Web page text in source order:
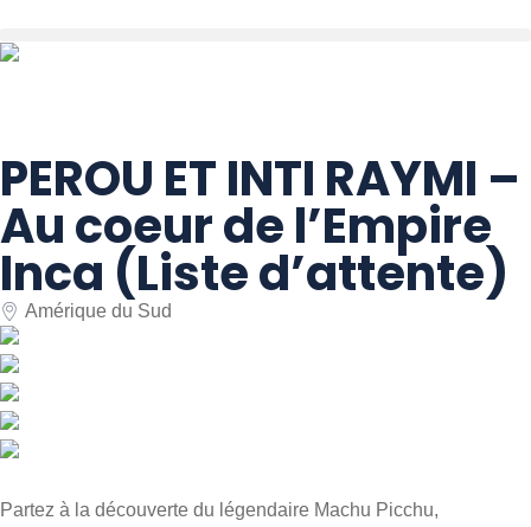
PEROU ET INTI RAYMI –
Au coeur de l’Empire
Inca (Liste d’attente)
Amérique du Sud
Partez à la découverte du légendaire Machu Picchu,